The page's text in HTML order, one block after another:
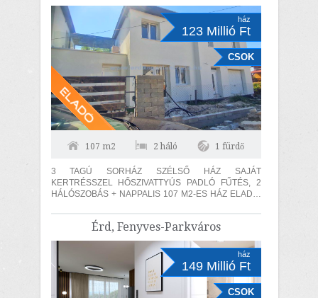
ház
123 Millió Ft
CSOK
107 m2 2 háló 1 fürdő
3 TAGÚ SORHÁZ SZÉLSŐ HÁZ SAJÁT
KERTRÉSSZEL HŐSZIVATTYÚS PADLÓ FŰTÉS, 2
HÁLÓSZOBÁS + NAPPALIS 107 M2-ES HÁZ ELADÓ.
15...
Érd, Fenyves-Parkváros
ház
149 Millió Ft
CSOK